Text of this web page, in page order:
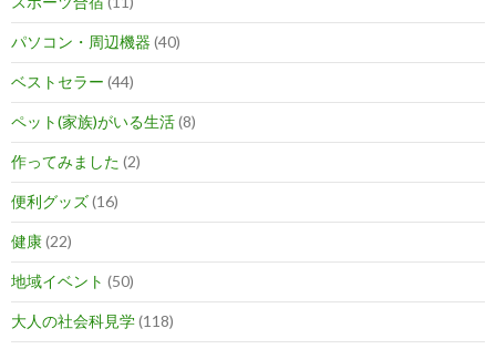
パソコン・周辺機器 (40)
ベストセラー (44)
ペット(家族)がいる生活(8)
作ってみました (2)
便利グッズ(16)
健康(22)
地域イベント (50)
大人の社会科見学(118)